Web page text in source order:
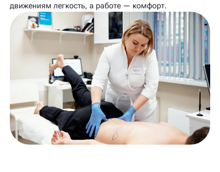
движениям легкость, а работе — комфорт.